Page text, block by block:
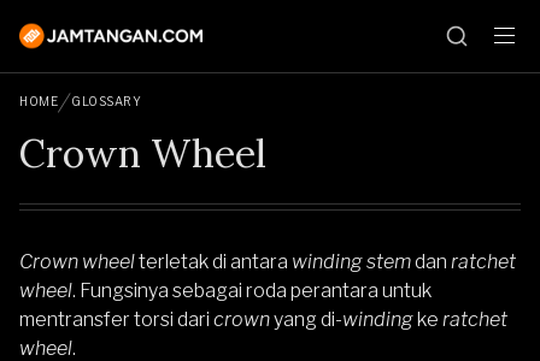
HOME GLOSSARY
Crown Wheel
Crown wheelterletak di antara winding stemdan ratchet
wheel. Fungsinya sebagai roda perantara untuk
mentransfer torsi dari crownyang di-windingke ratchet
wheel.